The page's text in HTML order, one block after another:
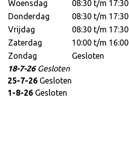
Woensdag
08:30 t/m 17:30
Donderdag
08:30 t/m 17:30
Vrijdag
08:30 t/m 17:30
Zaterdag
10:00 t/m 16:00
Zondag
Gesloten
18-7-26Gesloten
25-7-26 Gesloten
1-8-26 Gesloten